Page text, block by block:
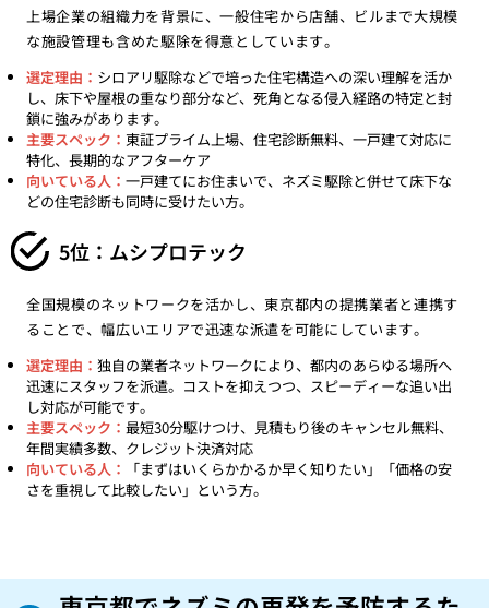
上場企業の組織力を背景に、一般住宅から店舗、ビルまで大規模
な施設管理も含めた駆除を得意としています。
選定理由： シロアリ駆除などで培った住宅構造への深い理解を活か
し、床下や屋根の重なり部分など、死角となる侵入経路の特定と封
鎖に強みがあります。
主要スペック： 東証プライム上場、住宅診断無料、一戸建て対応に
特化、長期的なアフターケア
向いている人： 一戸建てにお住まいで、ネズミ駆除と併せて床下な
どの住宅診断も同時に受けたい方。
5位：ムシプロテック
全国規模のネットワークを活かし、東京都内の提携業者と連携す
ることで、幅広いエリアで迅速な派遣を可能にしています。
選定理由： 独自の業者ネットワークにより、都内のあらゆる場所へ
迅速にスタッフを派遣。コストを抑えつつ、スピーディーな追い出
し対応が可能です。
主要スペック： 最短30分駆けつけ、見積もり後のキャンセル無料、
年間実績多数、クレジット決済対応
向いている人：
「まずはいくらかかるか早く知りたい」「価格の安
さを重視して比較したい」という方。